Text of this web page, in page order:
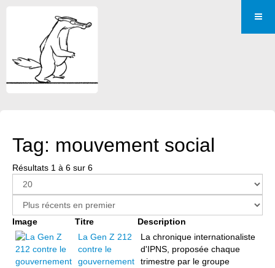
Tag: mouvement social
Résultats 1 à 6 sur 6
Image Titre
Description
La Gen Z 212
contre le
gouvernement
La chronique internationaliste
d'IPNS, proposée chaque
trimestre par le groupe